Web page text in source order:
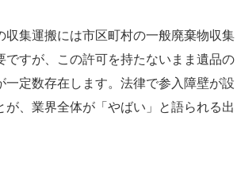
収集運搬には市区町村の一般廃棄物収集
ですが、この許可を持たないまま遺品の
一定数存在します。法律で参入障壁が設
が、業界全体が「やばい」と語られる出